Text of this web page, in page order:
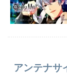
アンテナサ